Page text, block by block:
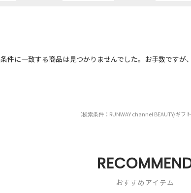
条件に一致する商品は見つかりませんでした。お手数ですが
（検索条件：RUNWAY channel BEAUTY/ギフト
おすすめアイテム